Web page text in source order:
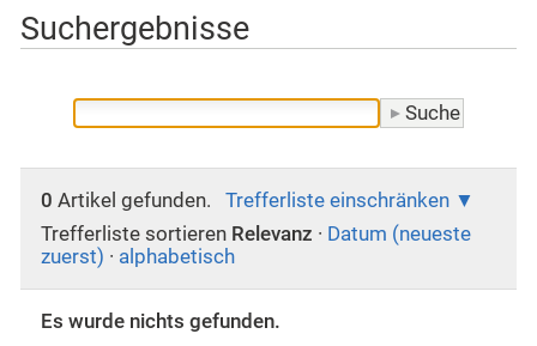
Suchergebnisse
0 Artikel gefunden.
Trefferliste einschränken
Trefferliste sortieren Relevanz · Datum (neueste
zuerst) · alphabetisch
Es wurde nichts gefunden.